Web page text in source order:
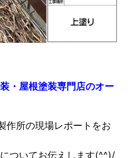
・屋根塗装専門店のオー
作所の現場レポートをお
ついてお伝えします(^^)/